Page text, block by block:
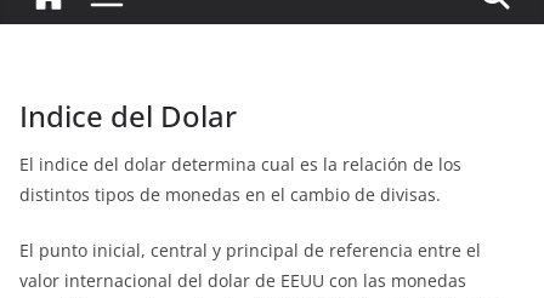
Indice del Dolar
El indice del dolar determina cual es la relación de los
distintos tipos de monedas en el cambio de divisas.
El punto inicial, central y principal de referencia entre el
valor internacional del dolar de EEUU con las monedas